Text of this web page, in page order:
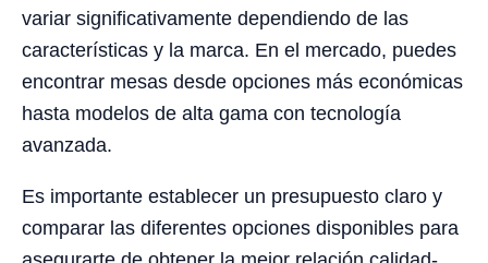
variar significativamente dependiendo de las
características y la marca. En el mercado, puedes
encontrar mesas desde opciones más económicas
hasta modelos de alta gama con tecnología
avanzada.
Es importante establecer un presupuesto claro y
comparar las diferentes opciones disponibles para